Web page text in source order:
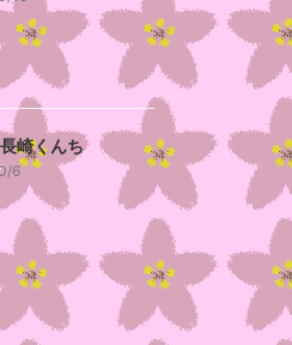
崎くんち
6